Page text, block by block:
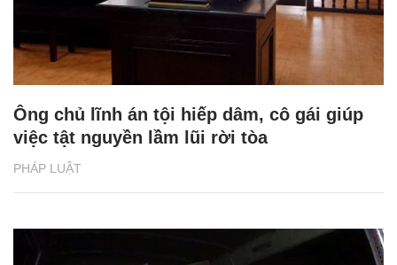
PHÁP LUẬT
Ông chủ lĩnh án tội hiếp dâm, cô gái giúp
việc tật nguyền lầm lũi rời tòa